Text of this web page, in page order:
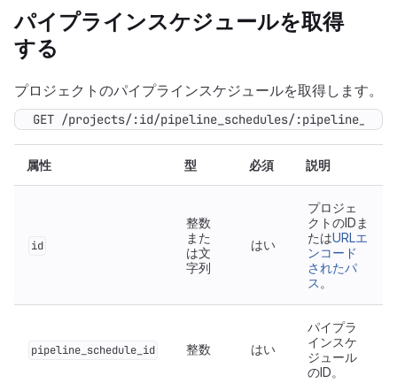
パイプラインスケジュールを取得
する
プロジェクトのパイプラインスケジュールを取得します。
GET /projects/:id/pipeline_schedules/
属性 型 必須 説明
id
整数
また
は文
字列
はい
プロジェ
クトのIDま
たはURLエ
ンコード
されたパ
ス 。
pipeline_schedule_id 整数 はい
パイプラ
インスケ
ジュール
のID。